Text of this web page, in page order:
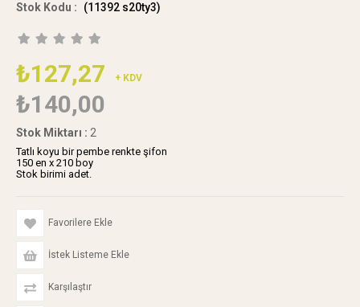
(11392 s20ty3)
₺127,27 + KDV
₺140,00
Stok Miktarı : 2
Tatlı koyu bir pembe renkte şifon
150 en x 210 boy
Stok birimi adet.
Favorilere Ekle
İstek Listeme Ekle
Karşılaştır